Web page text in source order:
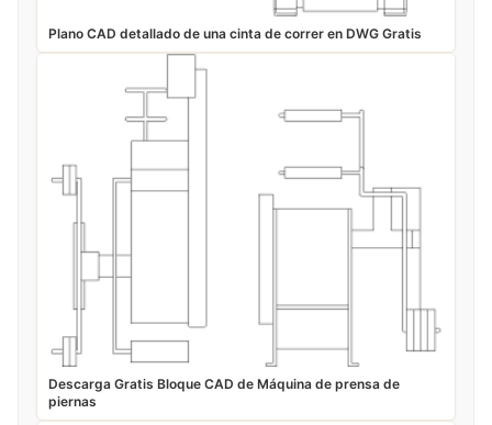
Plano CAD detallado de una cinta de correr en DWG Gratis
Descarga Gratis Bloque CAD de Máquina de prensa de
piernas